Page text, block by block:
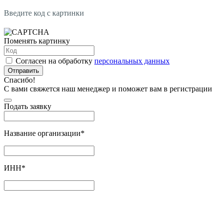
Введите код с картинки
Поменять картинку
Согласен на обработку персональных данных
Отправить
Спасибо!
С вами свяжется наш менеджер и поможет вам в регистрации
Подать заявку
Название организации*
ИНН*